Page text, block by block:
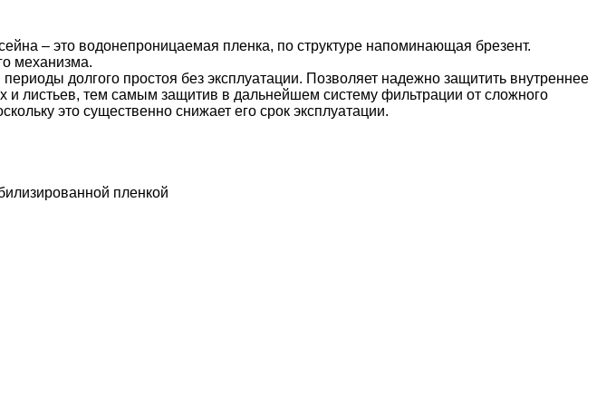
– это водонепроницаемая пленка, по структуре напоминающая брезент.
механизма.
долгого простоя без эксплуатации. Позволяет надежно защитить внутреннее
и листьев, тем самым защитив в дальнейшем систему фильтрации от сложного
это существенно снижает его срок эксплуатации.
пленкой